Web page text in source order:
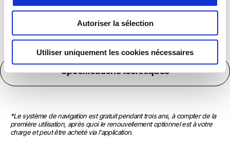
Autoriser la sélection
Utiliser uniquement les cookies nécessaires
Spécifications techniques
*Le système de navigation est gratuit pendant trois ans, à compter de la
première utilisation, après quoi le renouvellement optionnel est à votre
charge et peut être acheté via l'application.